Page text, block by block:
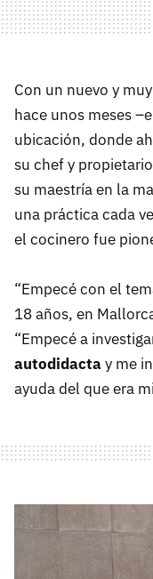
Con un nuevo y
hace unos meses
ubicación, donde
su chef y propietario
su maestría en la
una práctica cada
el cocinero fue
“Empecé con el
18 años, en
“Empecé a
autodidactay me
ayuda del que era